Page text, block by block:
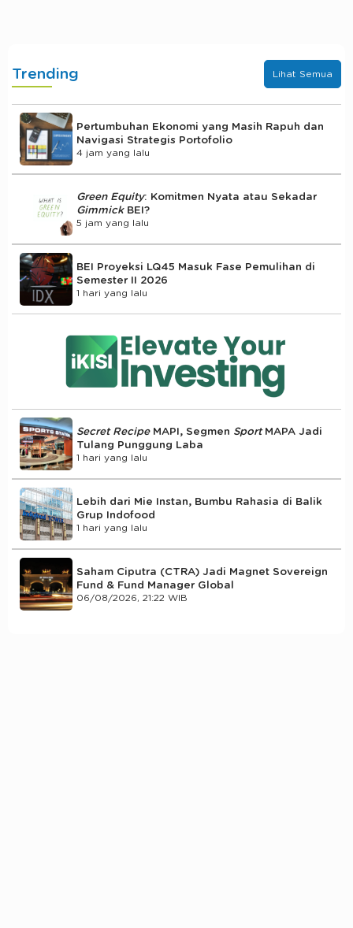
Trending Lihat Semua
Pertumbuhan Ekonomi yang Masih Rapuh dan
Navigasi Strategis Portofolio
4 jam yang lalu
Green Equity: Komitmen Nyata atau Sekadar
Gimmick BEI?
5 jam yang lalu
BEI Proyeksi LQ45 Masuk Fase Pemulihan di
Semester II 2026
1 hari yang lalu
Secret RecipeMAPI, Segmen Sport MAPA Jadi
Tulang Punggung Laba
1 hari yang lalu
Lebih dari Mie Instan, Bumbu Rahasia di Balik
Grup Indofood
1 hari yang lalu
Saham Ciputra (CTRA) Jadi Magnet Sovereign
Fund & Fund Manager Global
06/08/2026, 21:22 WIB